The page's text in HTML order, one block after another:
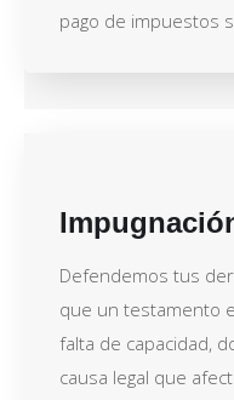
pago de impuestos
Defendemos tus
que un testamento
falta de capacidad,
causa legal que